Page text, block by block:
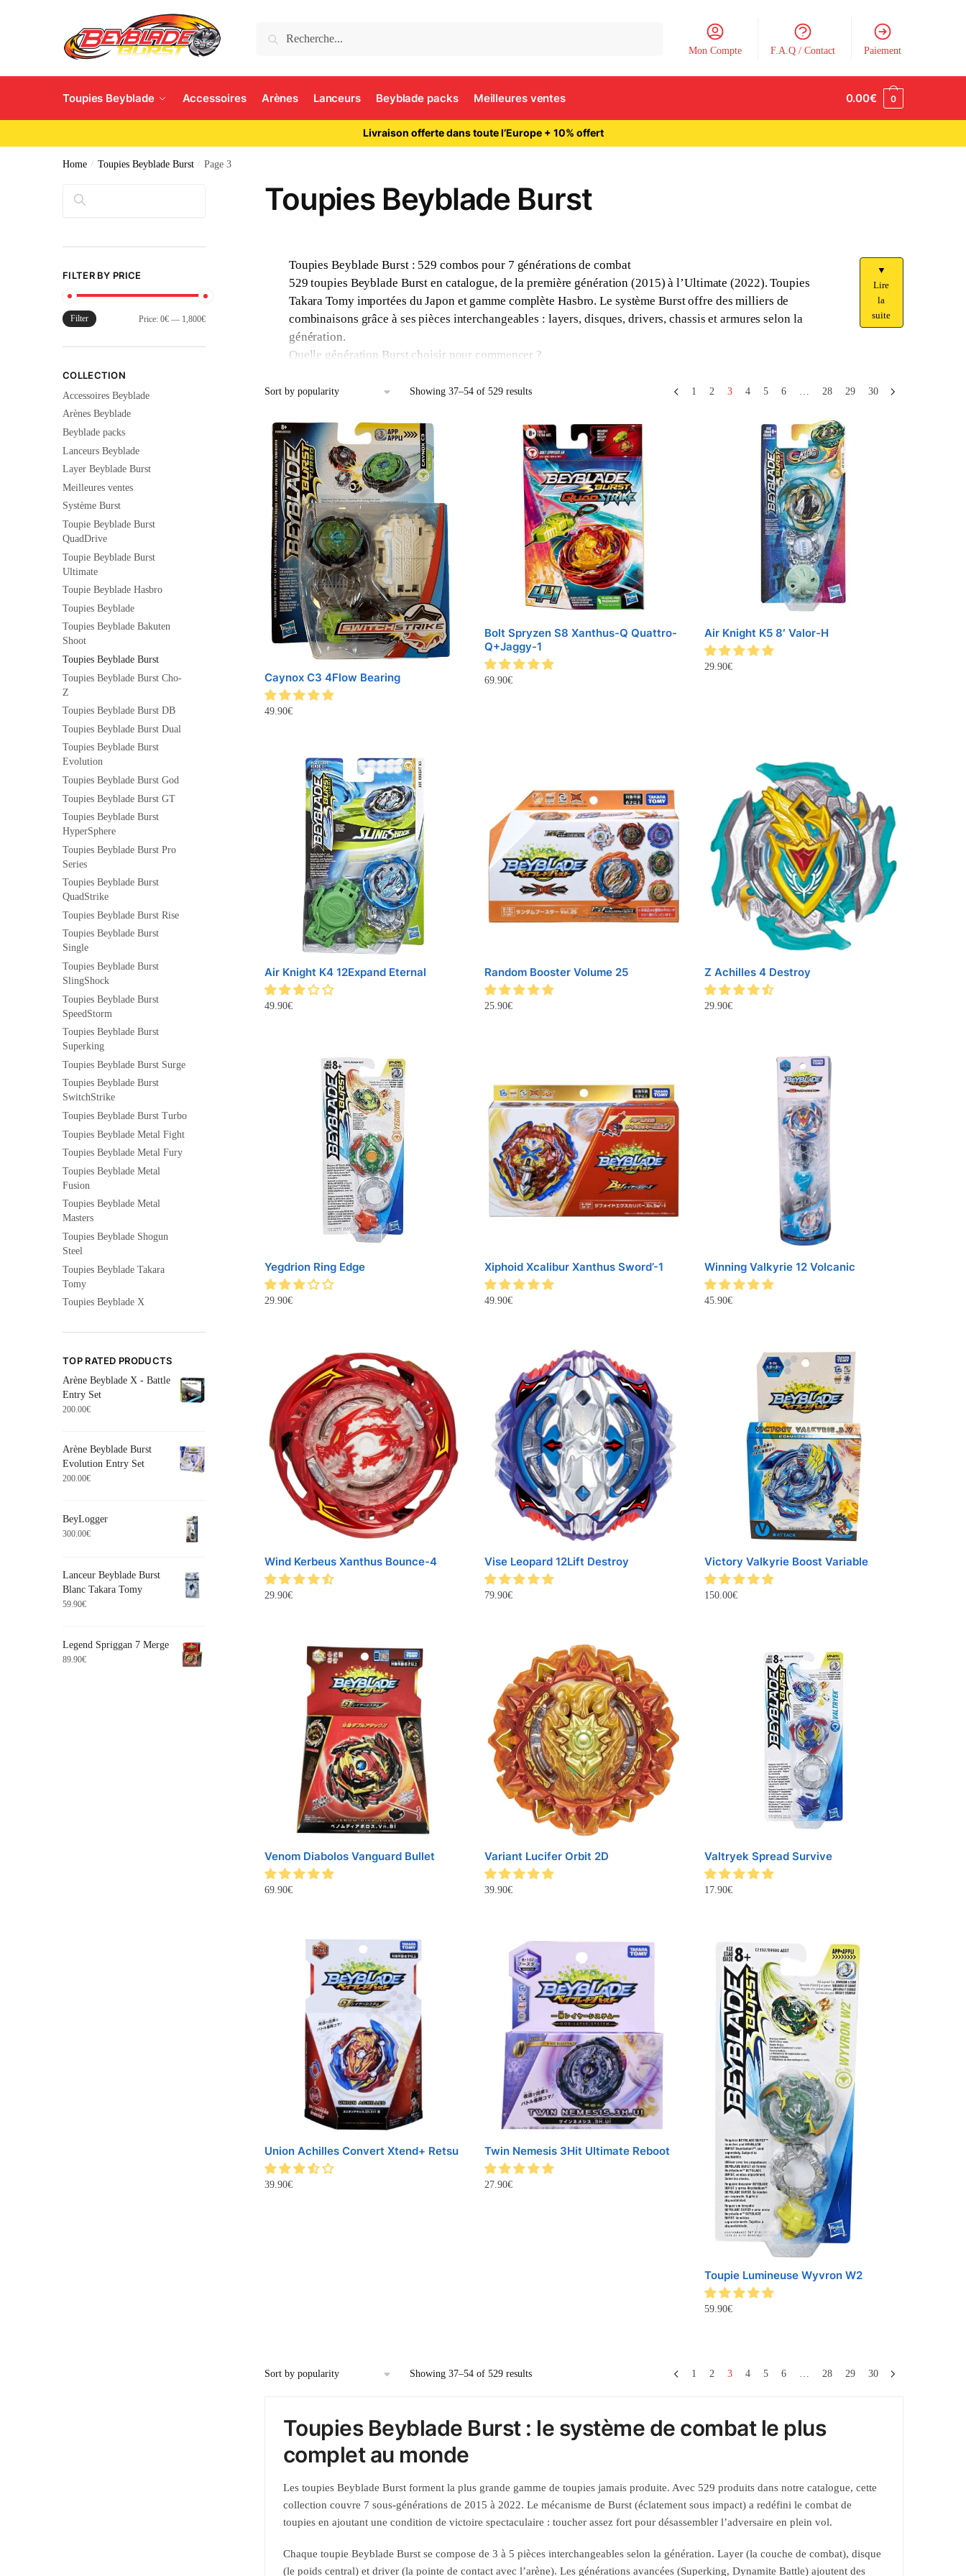
Search
Mon Compte F.A.Q / Contact Paiement
Toupies Beyblade Accessoires Arènes Lanceurs Beyblade packs Meilleures ventes 0.00€ 0
Livraison offerte dans toute l’Europe + 10% offert
Home / Toupies Beyblade Burst / Page 3
Toupies Beyblade Burst
Toupies Beyblade Burst : 529 combos pour 7 générations de combat
529 toupies Beyblade Burst en catalogue, de la première génération (2015) à l’Ultimate (2022). Toupies
Takara Tomy importées du Japon et gamme complète Hasbro. Le système Burst offre des milliers de
combinaisons grâce à ses pièces interchangeables : layers, disques, drivers, chassis et armures selon la
génération.
Quelle génération Burst choisir pour commencer ?
démarrent à 8€. Pour la compétition, lesDynamite Battle
Takara Tomy sont références.
Les disques et drivers sont universels sur toute la gamme Burst. Les layers se divisent en deux groupes
compatibles : Original/God/Evolution/Cho-Z d’un côté, GT/Superking/DB/Ultimate de l’autre. Cette
modularité est le coeur dusystème Burst et permet des milliers de combos personnalisés.
▼
Lire
la
suite
Showing 37–54 of 529 results 1 2 3 4 5 6 … 28 29 30
Caynox C3 4Flow Bearing
49.90€
Bolt Spryzen S8 Xanthus-Q Quattro-
Q+Jaggy-1
69.90€
Air Knight K5 8′ Valor-H
29.90€
Air Knight K4 12Expand Eternal
49.90€
Random Booster Volume 25
25.90€
Z Achilles 4 Destroy
29.90€
Yegdrion Ring Edge
29.90€
Xiphoid Xcalibur Xanthus Sword’-1
49.90€
Winning Valkyrie 12 Volcanic
45.90€
Wind Kerbeus Xanthus Bounce-4
29.90€
Vise Leopard 12Lift Destroy
79.90€
Victory Valkyrie Boost Variable
150.00€
Venom Diabolos Vanguard Bullet
69.90€
Variant Lucifer Orbit 2D
39.90€
Valtryek Spread Survive
17.90€
Union Achilles Convert Xtend+ Retsu
39.90€
Twin Nemesis 3Hit Ultimate Reboot
27.90€
Toupie Lumineuse Wyvron W2
59.90€
Showing 37–54 of 529 results 1 2 3 4 5 6 … 28 29 30
Toupies Beyblade Burst : le système de combat le plus
complet au monde
Les toupies Beyblade Burst forment la plus grande gamme de toupies jamais produite. Avec 529 produits dans notre catalogue, cette
collection couvre 7 sous-générations de 2015 à 2022. Le mécanisme de Burst (éclatement sous impact) a redéfini le combat de
toupies en ajoutant une condition de victoire spectaculaire : toucher assez fort pour désassembler l’adversaire en plein vol.
Chaque toupie Beyblade Burst se compose de 3 à 5 pièces interchangeables selon la génération. Layer (la couche de combat), disque
(le poids central) et driver (la pointe de contact avec l’arène). Les générations avancées (Superking, Dynamite Battle) ajoutent des
Rechercher
FILTER BY PRICE
Filter Price: 0€— 1,800€
COLLECTION
Accessoires Beyblade
Arènes Beyblade
Beyblade packs
Lanceurs Beyblade
Layer Beyblade Burst
Meilleures ventes
Système Burst
Toupie Beyblade Burst
QuadDrive
Toupie Beyblade Burst
Ultimate
Toupie Beyblade Hasbro
Toupies Beyblade
Toupies Beyblade Bakuten
Shoot
Toupies Beyblade Burst
Toupies Beyblade Burst Cho-
Z
Toupies Beyblade Burst DB
Toupies Beyblade Burst Dual
Toupies Beyblade Burst
Evolution
Toupies Beyblade Burst God
Toupies Beyblade Burst GT
Toupies Beyblade Burst
HyperSphere
Toupies Beyblade Burst Pro
Series
Toupies Beyblade Burst
QuadStrike
Toupies Beyblade Burst Rise
Toupies Beyblade Burst
Single
Toupies Beyblade Burst
SlingShock
Toupies Beyblade Burst
SpeedStorm
Toupies Beyblade Burst
Superking
Toupies Beyblade Burst Surge
Toupies Beyblade Burst
SwitchStrike
Toupies Beyblade Burst Turbo
Toupies Beyblade Metal Fight
Toupies Beyblade Metal Fury
Toupies Beyblade Metal
Fusion
Toupies Beyblade Metal
Masters
Toupies Beyblade Shogun
Steel
Toupies Beyblade Takara
Tomy
Toupies Beyblade X
TOP RATED PRODUCTS
Arène Beyblade X - Battle
Entry Set
200.00€
Arène Beyblade Burst
Evolution Entry Set
200.00€
BeyLogger
300.00€
Lanceur Beyblade Burst
Blanc Takara Tomy
59.90€
Legend Spriggan 7 Merge
89.90€